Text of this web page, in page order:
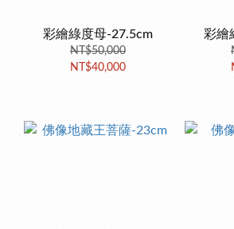
彩繪綠度母-27.5cm
NT$50,000
NT$40,000
彩繪